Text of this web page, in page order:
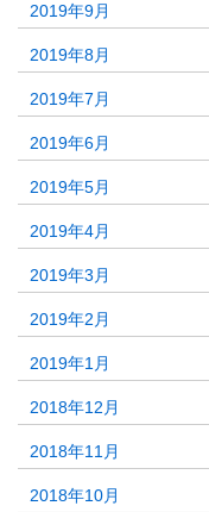
2019年9月
2019年8月
2019年7月
2019年6月
2019年5月
2019年4月
2019年3月
2019年2月
2019年1月
2018年12月
2018年11月
2018年10月